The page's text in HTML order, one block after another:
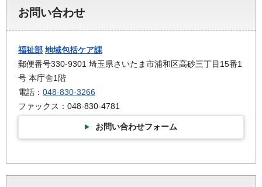
お問い合わせ
福祉部 地域包括ケア課
郵便番号330-9301 埼玉県さいたま市浦和区高砂三丁目15番1
号 本庁舎1階
電話： 048-830-3266
ファックス：048-830-4781
お問い合わせフォーム